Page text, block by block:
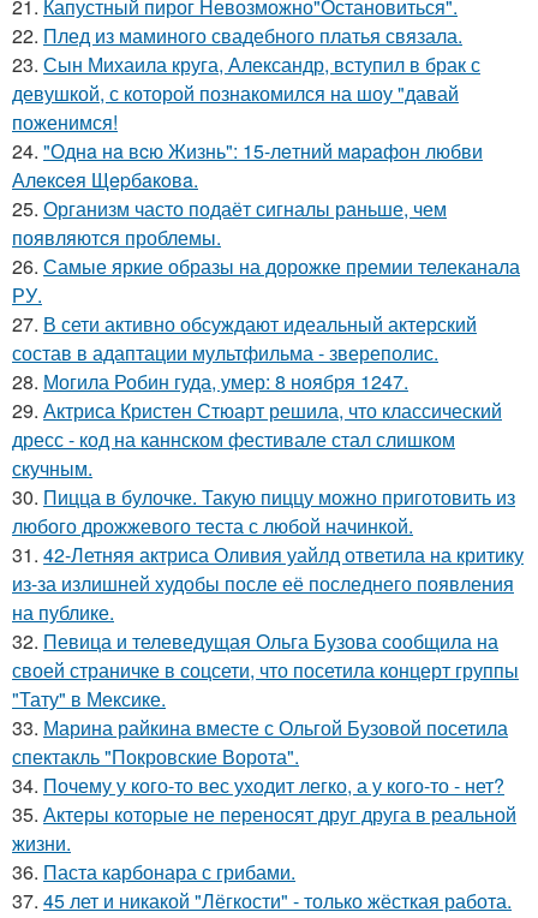
21. Капустный пирог Невозможно"Остановиться".
22. Плед из маминого свадебного платья связала.
23. Сын Михаила круга, Александр, вступил в брак с
девушкой, с которой познакомился на шоу "давай
поженимся!
24. "Однa нa вcю Жизнь": 15-лeтний мapaфoн любви
Алeкceя Щepбaкoвa.
25. Организм часто подаёт сигналы раньше, чем
появляются проблемы.
26. Самые яркие образы на дорожке премии телеканала
РУ.
27. В сети активно обсуждают идеальный актерский
состав в адаптации мультфильма - звереполис.
28. Могила Робин гуда, умер: 8 ноября 1247.
29. Актриса Кристен Стюарт решила, что классический
дресс - код на каннском фестивале стал слишком
скучным.
30. Пицца в булочке. Такую пиццу можно приготовить из
любого дрожжевого теста с любой начинкой.
31. 42-Летняя актриса Оливия уайлд ответила на критику
из-за излишней худобы после её последнего появления
на публике.
32. Певица и телеведущая Ольга Бузова сообщила на
своей страничке в соцсети, что посетила концерт группы
"Тату" в Мексике.
33. Марина райкина вместе с Ольгой Бузовой посетила
спектакль "Покровские Ворота".
34. Почему у кого-то вес уходит легко, а у кого-то - нет?
35. Актеры которые не переносят друг друга в реальной
жизни.
36. Паста карбонара с грибами.
37. 45 лет и никакой "Лёгкости" - только жёсткая работа.